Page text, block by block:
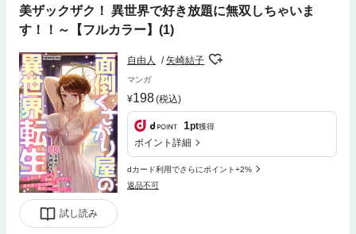
美ザックザク！ 異世界で好き放題に無双しちゃいま
す！！～【フルカラー】(1)
試し読み
自由人 矢崎結子
マンガ
198(税込)
1pt獲得
ポイント詳細
dカード利用でさらにポイント+2%
返品不可